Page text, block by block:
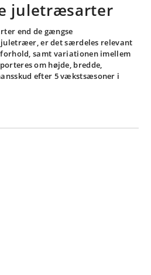
juletræsarter
end de gængse
er det særdeles relevant
samt variationen imellem
om højde, bredde,
efter 5 vækstsæsoner i